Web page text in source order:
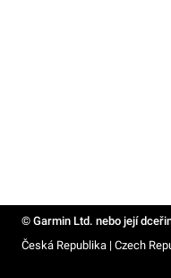
© Garmin Ltd. nebo její
Česká Republika | Czech